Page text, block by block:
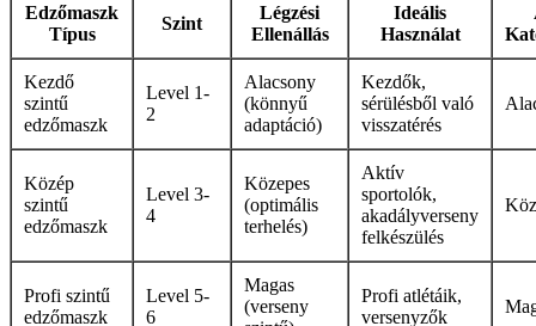
Edzőmaszk
Típus
Szint
Légzési
Ellenállás
Ideális
Használat
Kezdő
szintű
edzőmaszk
Level 1-
2
Alacsony
(könnyű
adaptáció)
Kezdők,
sérülésből való
visszatérés
Közép
szintű
edzőmaszk
Level 3-
4
Közepes
(optimális
terhelés)
Aktív
sportolók,
akadályverseny
felkészülés
Profi szintű
edzőmaszk
Level 5-
6
Magas
(verseny
Profi atlétáik,
versenyzők